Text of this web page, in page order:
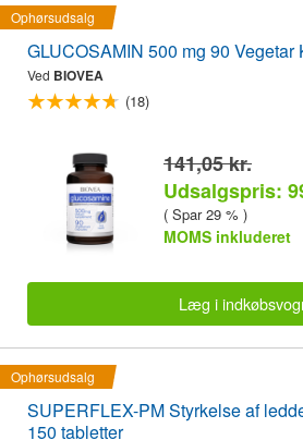
Ophørsudsalg
GLUCOSAMIN 500 mg 90 Vegetar
Ved BIOVEA
(18)
141,05 kr.
Udsalgspris:
( Spar 29 % )
MOMS inkluderet
Læg i
Ophørsudsalg
SUPERFLEX-PM Styrkelse af
150 tabletter